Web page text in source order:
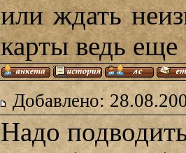
или ждать
карты ведь еще
Добавлено:
Надо